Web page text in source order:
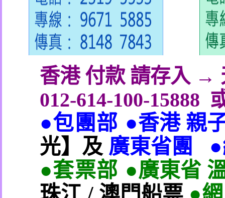
香港 付款 請存入 →
012-614-100-15888
●包團部 ●香港 親
光】及 廣東省團
●套票部 ●廣東省